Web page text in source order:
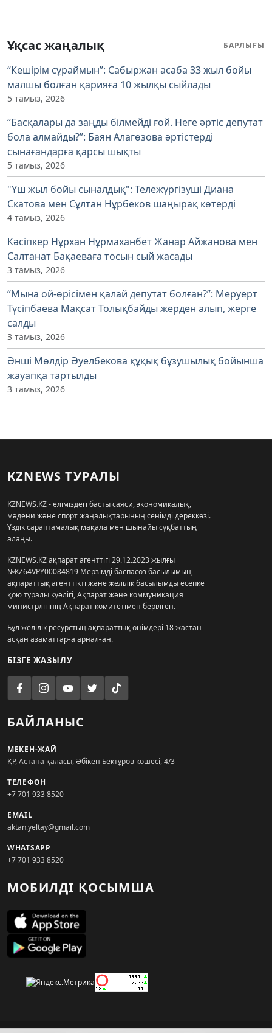
Ұқсас жаңалық БАРЛЫҒЫ
“Кешірім сұраймын”: Сабыржан асаба 33 жыл бойы
малшы болған қарияға 10 жылқы сыйлады
5 тамыз, 2026
“Басқалары да заңды білмейді ғой. Неге әртіс депутат
бола алмайды?”: Баян Алагөзова әртістерді
сынағандарға қарсы шықты
5 тамыз, 2026
"Үш жыл бойы сыналдық": Тележүргізуші Диана
Скатова мен Сұлтан Нұрбеков шаңырақ көтерді
4 тамыз, 2026
Кәсіпкер Нұрхан Нұрмаханбет Жанар Айжанова мен
Салтанат Бақаеваға тосын сый жасады
3 тамыз, 2026
“Мына ой-өрісімен қалай депутат болған?”: Меруерт
Түсіпбаева Мақсат Толықбайды жерден алып, жерге
салды
3 тамыз, 2026
Әнші Мөлдір Әуелбекова құқық бұзушылық бойынша
жауапқа тартылды
3 тамыз, 2026
KZNEWS ТУРАЛЫ
KZNEWS.KZ - еліміздегі басты саяси, экономикалық,
мәдени және спорт жаңалықтарының сенімді дереккөзі.
Үздік сараптамалық мақала мен шынайы сұқбаттың
алаңы.
KZNEWS.KZ ақпарат агенттігі 29.12.2023 жылғы
№KZ64VPY00084819 Мерзімді баспасөз басылымын,
ақпараттық агенттікті және желілік басылымды есепке
қою туралы куәлігі, Ақпарат және коммуникация
министрлігінің Ақпарат комитетімен берілген.
Бұл желілік ресурстың ақпараттық өнімдері 18 жастан
асқан азаматтарға арналған.
БІЗГЕ ЖАЗЫЛУ
БАЙЛАНЫС
МЕКЕН-ЖАЙ
ҚР, Астана қаласы, Әбікен Бектұров көшесі, 4/3
ТЕЛЕФОН
+7 701 933 8520
EMAIL
aktan.yeltay@gmail.com
WHATSAPP
+7 701 933 8520
МОБИЛДІ ҚОСЫМША